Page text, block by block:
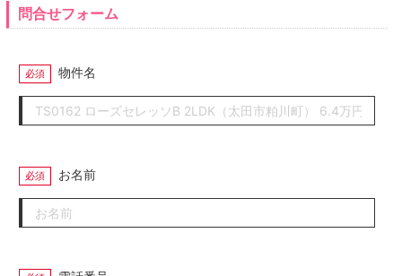
問合せフォーム
物件名
お名前